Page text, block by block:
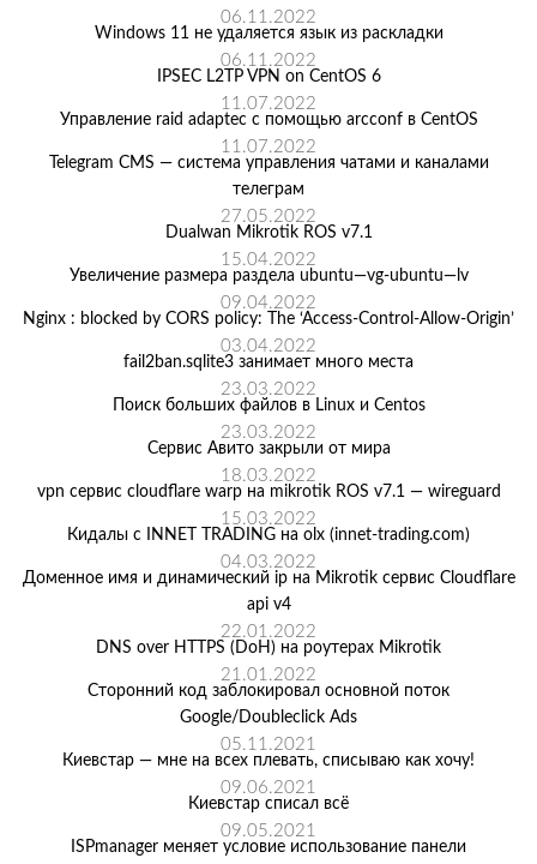
06.11.2022
Windows 11 не удаляется язык из раскладки
06.11.2022
IPSEC L2TP VPN on CentOS 6
11.07.2022
Управление raid adaptec с помощью arcconf в CentOS
11.07.2022
Telegram CMS — система управления чатами и каналами
телеграм
27.05.2022
Dualwan Mikrotik ROS v7.1
15.04.2022
Увеличение размера раздела ubuntu—vg-ubuntu—lv
09.04.2022
Nginx : blocked by CORS policy: The ‘Access-Control-Allow-Origin’
03.04.2022
fail2ban.sqlite3 занимает много места
23.03.2022
Поиск больших файлов в Linux и Centos
23.03.2022
Сервис Авито закрыли от мира
18.03.2022
vpn сервис cloudflare warp на mikrotik ROS v7.1 — wireguard
15.03.2022
Кидалы с INNET TRADING на olx (innet-trading.com)
04.03.2022
Доменное имя и динамический ip на Mikrotik сервис Cloudflare
api v4
22.01.2022
DNS over HTTPS (DoH) на роутерах Mikrotik
21.01.2022
Сторонний код заблокировал основной поток
Google/Doubleclick Ads
05.11.2021
Киевстар — мне на всех плевать, списываю как хочу!
09.06.2021
Киевстар списал всё
09.05.2021
ISPmanager меняет условие использование панели